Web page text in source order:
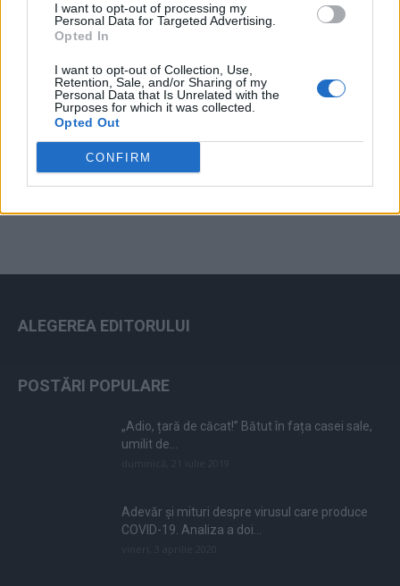
I want to opt-out of processing my
Personal Data for Targeted Advertising.
Opted In
I want to opt-out of Collection, Use,
Retention, Sale, and/or Sharing of my
Personal Data that Is Unrelated with the
Purposes for which it was collected.
Opted Out
CONFIRM ad
ALEGEREA EDITORULUI
POSTĂRI POPULARE
„Adio, țară de căcat!” Bătut în fața casei sale,
umilit de...
Adevăr și mituri despre virusul care produce
COVID-19. Analiza a doi...